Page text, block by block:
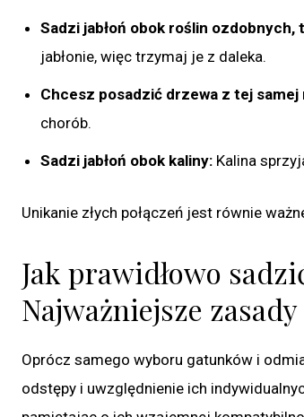
Sadzi jabłoń obok roślin ozdobnych,
jabłonie, więc trzymaj je z daleka.
Chcesz posadzić drzewa z tej
chorób.
Sadzi jabłoń obok kaliny: Kalina
Unikanie złych połączeń jest równie
Jak prawidłowo
Najważniejsze zasady
Oprócz samego wyboru gatunków i
odstępy i uwzględnienie ich